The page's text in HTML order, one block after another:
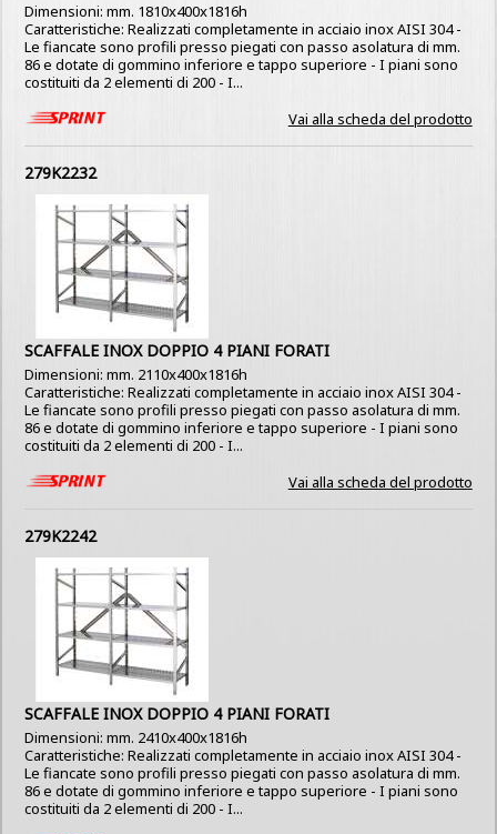
Dimensioni: mm. 1810x400x1816h
Caratteristiche: Realizzati completamente in acciaio inox AISI 304 -
Le fiancate sono profili presso piegati con passo asolatura di mm.
86 e dotate di gommino inferiore e tappo superiore - I piani sono
costituiti da 2 elementi di 200 - I...
Vai alla scheda del prodotto
279K2232
SCAFFALE INOX DOPPIO 4 PIANI FORATI
Dimensioni: mm. 2110x400x1816h
Caratteristiche: Realizzati completamente in acciaio inox AISI 304 -
Le fiancate sono profili presso piegati con passo asolatura di mm.
86 e dotate di gommino inferiore e tappo superiore - I piani sono
costituiti da 2 elementi di 200 - I...
Vai alla scheda del prodotto
279K2242
SCAFFALE INOX DOPPIO 4 PIANI FORATI
Dimensioni: mm. 2410x400x1816h
Caratteristiche: Realizzati completamente in acciaio inox AISI 304 -
Le fiancate sono profili presso piegati con passo asolatura di mm.
86 e dotate di gommino inferiore e tappo superiore - I piani sono
costituiti da 2 elementi di 200 - I...